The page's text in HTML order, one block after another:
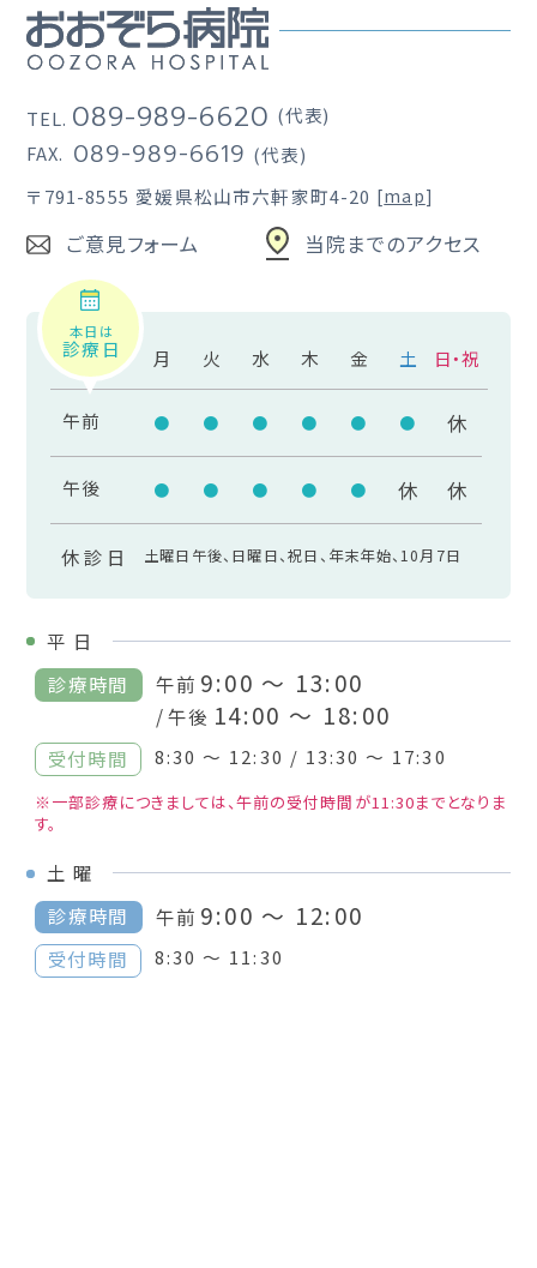
TEL. 089-989-6620 (代表)
FAX. 089-989-6619 (代表)
〒791-8555 愛媛県松山市六軒家町4-20 [map]
ご意見フォーム 当院までのアクセス
本日は
診療日 月 火 水 木 金 土 日・祝
午前 ● ● ● ● ● ● 休
午後 ● ● ● ● ● 休 休
休診日 土曜日午後、日曜日、祝日、年末年始、10月7日
平 日
診療時間
午前 9:00 ～ 13:00
/ 午後 14:00 ～ 18:00
受付時間 8:30 ～ 12:30 / 13:30 ～ 17:30
※一部診療につきましては、午前の受付時間が11:30までとなりま
す。
土曜
診療時間
午前 9:00 ～ 12:00
受付時間 8:30 ～ 11:30